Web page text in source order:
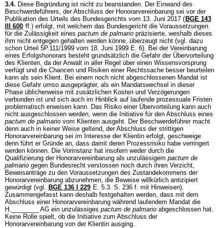
3.4. Diese Begründung ist nicht zu beanstanden. Der Einwand des
Beschwerdeführers, der Abschluss der Honorarvereinbarung sei vor der
Publikation des Urteils des Bundesgerichts vom 13. Juni 2017 ( BGE 143
III 600 ff.) erfolgt, mit welchem das Bundesgericht die Voraussetzungen
für die Zulässigkeit eines pactum de palmario präzisierte, weshalb dieses
ihm nicht entgegen gehalten werden könne, überzeugt nicht (vgl. dazu
schon Urteil 5P.111/1999 vom 18. Juni 1999 E. 6). Bei der Vereinbarung
eines Erfolgshonorars besteht grundsätzlich die Gefahr der Übervorteilung
des Klienten, da der Anwalt in aller Regel über einen Wissensvorsprung
verfügt und die Chancen und Risiken einer Rechtssache besser beurteilen
kann als sein Klient. Bei einem noch nicht abgeschlossenen Mandat ist
diese Gefahr umso ausgeprägter, als ein Mandatswechsel in dieser
Phase üblicherweise mit zusätzlichen Kosten und Verzögerungen
verbunden ist und sich auch im Hinblick auf laufende prozessuale Fristen
problematisch erweisen kann. Das Risiko einer Übervorteilung kann auch
nicht ausgeschlossen werden, wenn die Initiative für den Abschluss eines
pactum de palmario vom Klienten ausgeht. Der Beschwerdeführer macht
denn auch in keiner Weise geltend, der Abschluss der strittigen
Honorarvereinbarung sei im Interesse der Klientin erfolgt, geschweige
denn führt er Gründe an, dass damit deren Prozessrisiko habe verringert
werden können. Die Vorinstanz hat insofern weder durch die
Qualifizierung der Honorarvereinbarung als unzulässigem pactum de
palmario gegen Bundesrecht verstossen noch durch ihren Verzicht,
Beweisanträge zu den Voraussetzungen des Zustandekommens der
Honorarvereinbarung abzunehmen, die Beweise willkürlich antizipiert
gewürdigt (vgl. BGE 136 I 229 E. 5.3. S. 236 f. mit Hinweisen).
Zusammengefasst kann deshalb festgehalten werden, dass mit dem
Abschluss einer Honorarvereinbarung während laufendem Mandat die
H.________ AG ein unzulässiges pactum de palmario abgeschlossen hat.
Keine Rolle spielt, ob die Initiative zum Abschluss der
Honorarvereinbarung von der Klientin ausging.